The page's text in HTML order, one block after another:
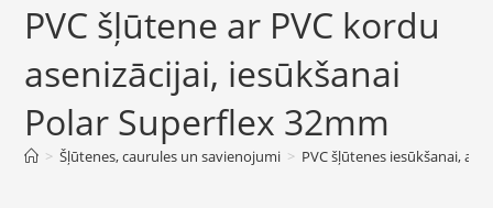
PVC šļūtene ar PVC kordu
asenizācijai, iesūkšanai
Polar Superflex 32mm
> Šļūtenes, caurules un savienojumi > PVC šļūtenes iesūkšanai,